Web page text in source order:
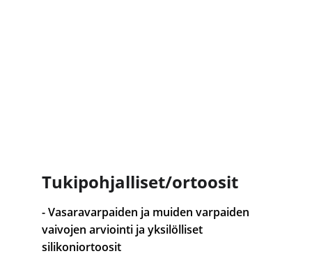
Tukipohjalliset/ortoosit
- Vasaravarpaiden ja muiden varpaiden
vaivojen arviointi ja yksilölliset
silikoniortoosit